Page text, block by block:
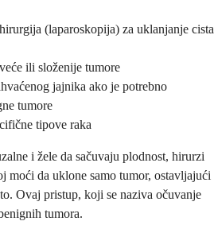
(laparoskopija) za uklanjanje cista
ili složenije tumore
jajnika ako je potrebno
tumore
tipove raka
i žele da sačuvaju plodnost, hirurzi
moći da uklone samo tumor, ostavljajući
Ovaj pristup, koji se naziva očuvanje
tumora.